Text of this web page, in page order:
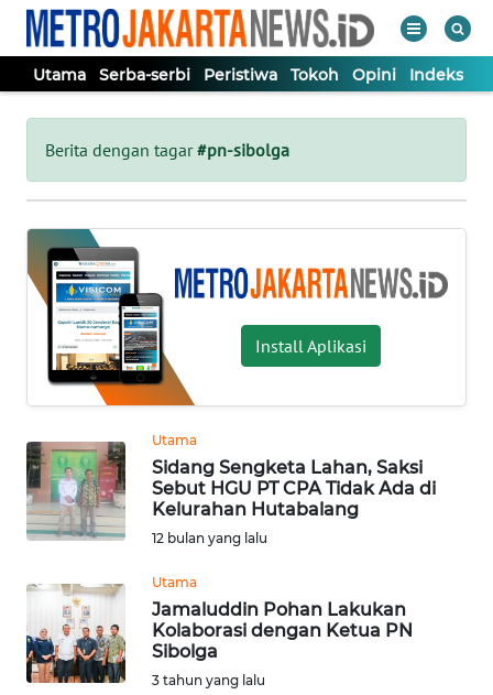
Utama Serba-serbi Peristiwa Tokoh Opini Indeks
Berita dengan tagar#pn-sibolga
Install Aplikasi
Utama
Sidang Sengketa Lahan, Saksi
Sebut HGU PT CPA Tidak Ada di
Kelurahan Hutabalang
12 bulan yang lalu
Utama
Jamaluddin Pohan Lakukan
Kolaborasi dengan Ketua PN
Sibolga
3 tahun yang lalu
Tutup
UTAMA
SERBA-
SERBI
PERISTIWA
TOKOH
OPINI
Informasi
INDEKS
BERITA
KONTAK
KAMI